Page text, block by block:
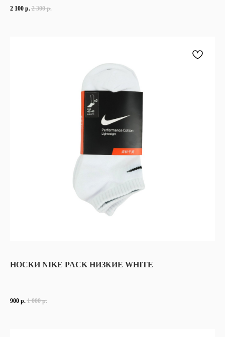
2 100 р. 2 300 р.
НОСКИ NIKE PACK НИЗКИЕ WHITE
900 р. 1 000 р.